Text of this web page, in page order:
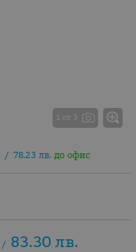
1 от 3
/ 78.23 лв.до офис
/ 83.30 лв.